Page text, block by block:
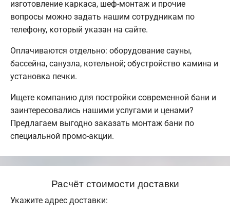
изготовление каркаса, шеф-монтаж и прочие
вопросы можно задать нашим сотрудникам по
телефону, который указан на сайте.
Оплачиваются отдельно: оборудование сауны,
бассейна, санузла, котельной; обустройство камина и
установка печки.
Ищете компанию для постройки современной бани и
заинтересовались нашими услугами и ценами?
Предлагаем выгодно заказать монтаж бани по
специальной промо-акции.
Расчёт стоимости доставки
Укажите адрес доставки: